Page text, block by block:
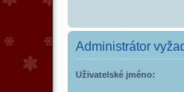
Administrátor
Uživatelské jméno: